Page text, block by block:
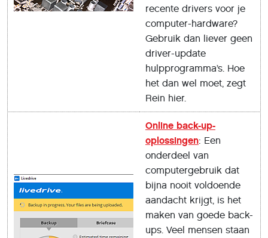
recente drivers voor je
computer-hardware?
Gebruik dan liever geen
driver-update
hulpprogramma’s. Hoe
het dan wel moet, zegt
Rein hier.
Online back-up-
oplossingen: Een
onderdeel van
computergebruik dat
bijna nooit voldoende
aandacht krijgt, is het
maken van goede back-
ups. Veel mensen staan